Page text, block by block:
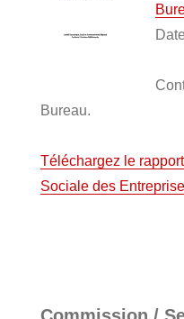
Bureau.
Téléchargez le
Sociale des